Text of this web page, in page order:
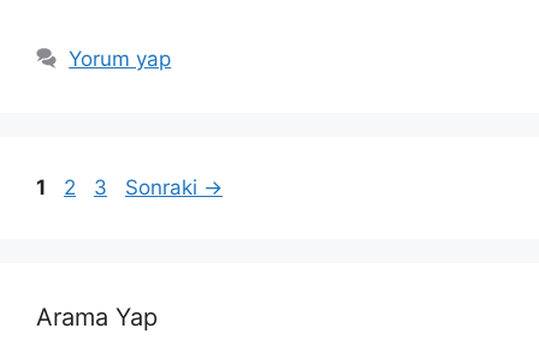
Yorum yap
Sayfa
1 Sayfa
2 Sayfa
3 Sonraki →
Arama Yap